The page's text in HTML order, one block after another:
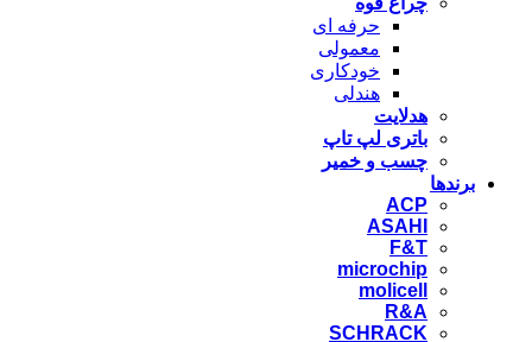
حرفه ای
معمولی
خودکاری
هندلی
هدلایت
باتری لپ تاپ
چسب و خمیر
برندها
ACP
ASAHI
F&T
microchip
molicell
R&A
SCHRACK